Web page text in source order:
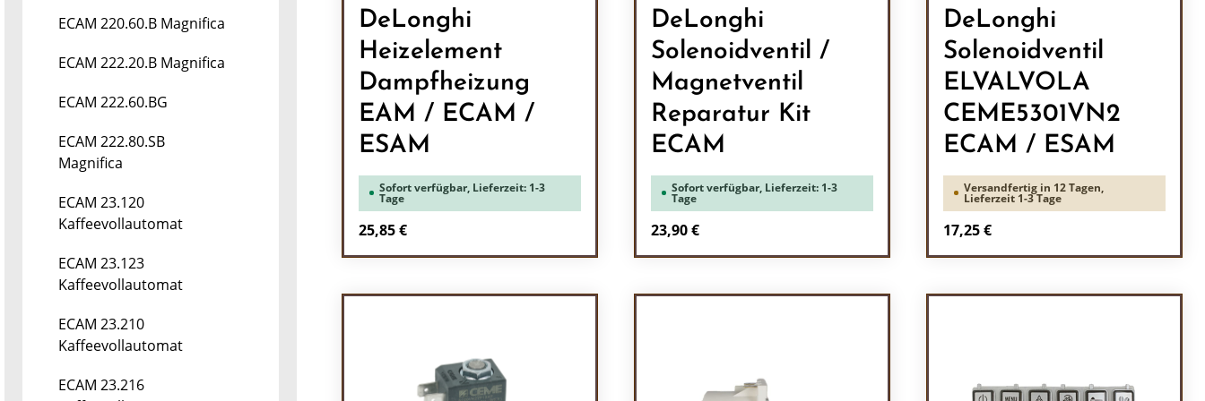
ECAM 220.60.B Magnifica
ECAM 222.20.B Magnifica
ECAM 222.60.BG
ECAM 222.80.SB
Magnifica
ECAM 23.120
Kaffeevollautomat
ECAM 23.123
Kaffeevollautomat
ECAM 23.210
Kaffeevollautomat
ECAM 23.216
DeLonghi
Heizelement
Dampfheizung
EAM / ECAM /
ESAM
Sofort verfügbar, Lieferzeit: 1-3
Tage
Regulärer Preis:
25,85 €
DeLonghi
Solenoidventil /
Magnetventil
Reparatur Kit
ECAM
Sofort verfügbar, Lieferzeit: 1-3
Tage
Regulärer Preis:
23,90 €
DeLonghi
Solenoidventil
ELVALVOLA
CEME5301VN2
ECAM / ESAM
Versandfertig in 12 Tagen,
Lieferzeit 1-3 Tage
Regulärer Preis:
17,25 €